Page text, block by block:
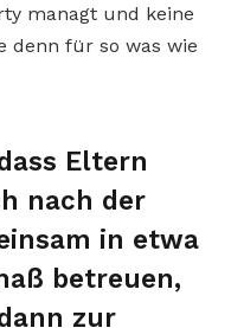
managt und keine
denn für so was wie
Eltern
nach der
in etwa
betreuen,
zur